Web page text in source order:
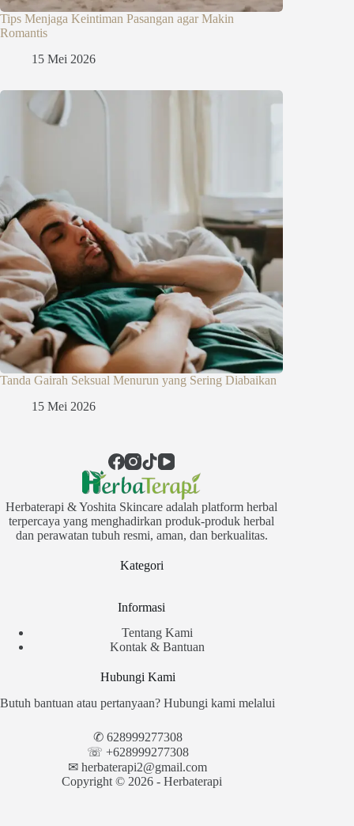
Tips Menjaga Keintiman Pasangan agar Makin
Romantis
15 Mei 2026
Tanda Gairah Seksual Menurun yang Sering Diabaikan
15 Mei 2026
Herbaterapi & Yoshita Skincare adalah platform herbal
terpercaya yang menghadirkan produk-produk herbal
dan perawatan tubuh resmi, aman, dan berkualitas.
Kategori
Informasi
Tentang Kami
Kontak & Bantuan
Hubungi Kami
Butuh bantuan atau pertanyaan? Hubungi kami melalui
✆ 628999277308
☏ +628999277308
✉︎ herbaterapi2@gmail.com
Copyright © 2026 - Herbaterapi